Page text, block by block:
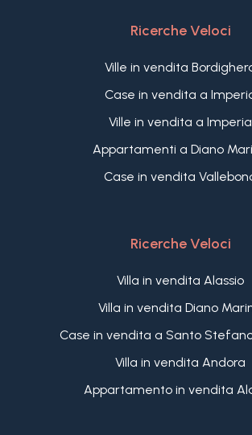
Ricerche Veloci
Ville in vendita
Case in vendita a
Ville in vendita a Imperia
Appartamenti a Diano
Case in vendita
Ricerche Veloci
Villa in vendita Alassio
Villa in vendita Diano
Case in vendita a Santo
Villa in vendita Andora
Appartamento in vendita